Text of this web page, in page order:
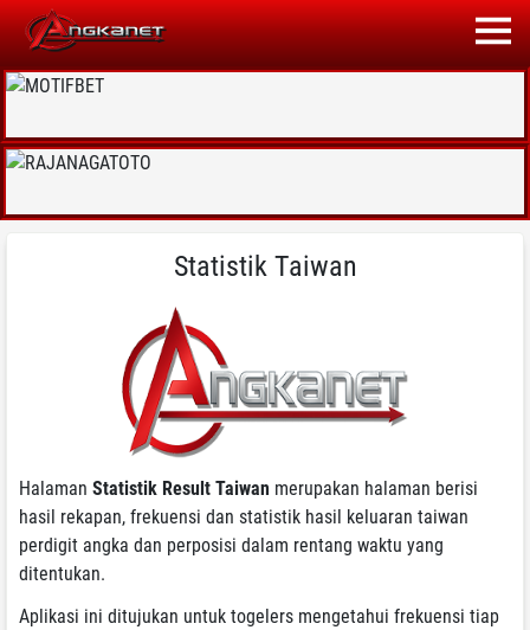
Statistik Taiwan
Halaman Statistik Result Taiwan merupakan halaman berisi
hasil rekapan, frekuensi dan statistik hasil keluaran taiwan
perdigit angka dan perposisi dalam rentang waktu yang
ditentukan.
Aplikasi ini ditujukan untuk togelers mengetahui frekuensi tiap